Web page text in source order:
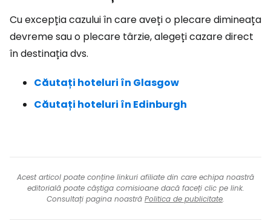
Cu excepția cazului în care aveți o plecare dimineața
devreme sau o plecare târzie, alegeți cazare direct
în destinația dvs.
Căutați hoteluri în Glasgow
Căutați hoteluri în Edinburgh
Acest articol poate conține linkuri afiliate din care echipa noastră
editorială poate câștiga comisioane dacă faceți clic pe link.
Consultați pagina noastră Politica de publicitate.